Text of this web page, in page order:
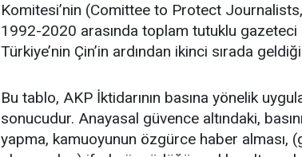
Komitesi’nin (Comittee to Protect
1992-2020 arasında toplam tutuklu gazeteci
Türkiye’nin Çin’in ardından ikinci sırada
Bu tablo, AKP İktidarının basına yönelik
sonucudur. Anayasal güvence altındaki,
yapma, kamuoyunun özgürce haber alması,